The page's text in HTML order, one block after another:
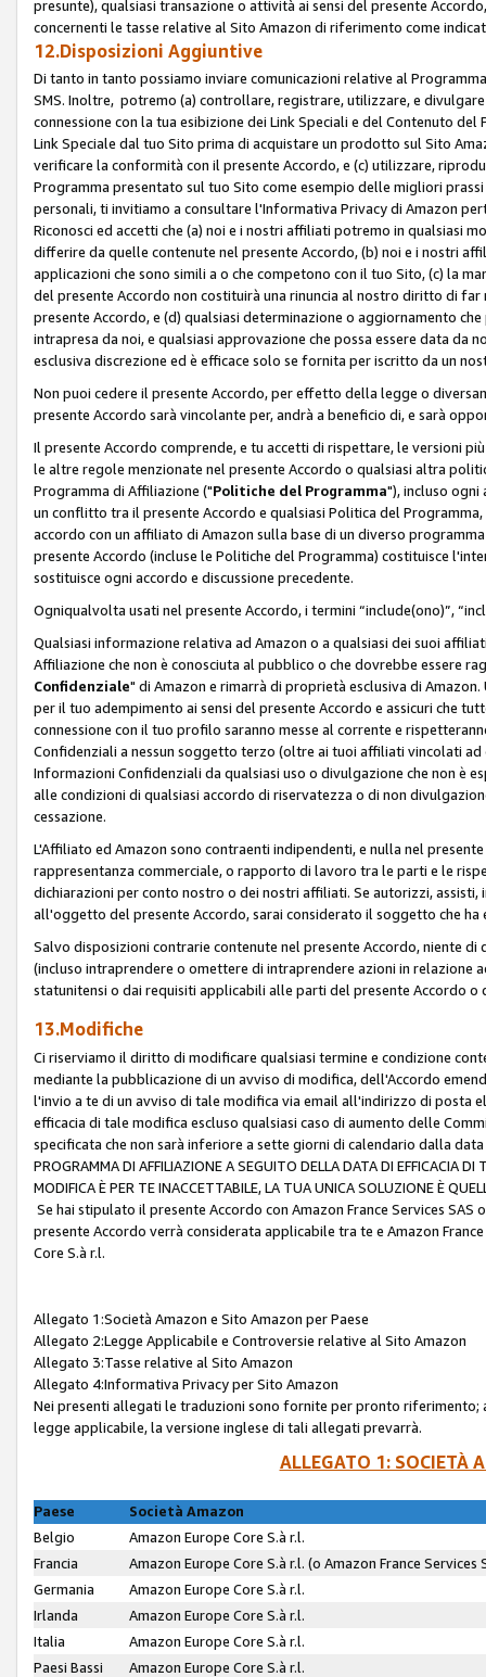
presunte), qualsiasi transazione o attività ai sensi del presente
concernenti le tasse relative al Sito Amazon di riferimento come
12.Disposizioni Aggiuntive
Di tanto in tanto possiamo inviare comunicazioni relative al
SMS. Inoltre, potremo (a) controllare, registrare, utilizzare, e
connessione con la tua esibizione dei Link Speciali e del Contenuto
Link Speciale dal tuo Sito prima di acquistare un prodotto sul Sito
verificare la conformità con il presente Accordo, e (c) utilizzare,
Programma presentato sul tuo Sito come esempio delle migliori
personali, ti invitiamo a consultare l'Informativa Privacy di Amazon
Riconosci ed accetti che (a) noi e i nostri affiliati potremo in qualsiasi
differire da quelle contenute nel presente Accordo, (b) noi e i nostri
applicazioni che sono simili a o che competono con il tuo Sito, (c) la
del presente Accordo non costituirà una rinuncia al nostro diritto di
presente Accordo, e (d) qualsiasi determinazione o aggiornamento
intrapresa da noi, e qualsiasi approvazione che possa essere data
esclusiva discrezione ed è efficace solo se fornita per iscritto da un
Non puoi cedere il presente Accordo, per effetto della legge o
presente Accordo sarà vincolante per, andrà a beneficio di, e sarà
Il presente Accordo comprende, e tu accetti di rispettare, le versioni
le altre regole menzionate nel presente Accordo o qualsiasi altra
Programma di Affiliazione ("Politiche del Programma"), incluso
un conflitto tra il presente Accordo e qualsiasi Politica del
accordo con un affiliato di Amazon sulla base di un diverso
presente Accordo (incluse le Politiche del Programma) costituisce
sostituisce ogni accordo e discussione precedente.
Ogniqualvolta usati nel presente Accordo, i termini “include(ono)”,
Qualsiasi informazione relativa ad Amazon o a qualsiasi dei suoi
Affiliazione che non è conosciuta al pubblico o che dovrebbe essere
Confidenziale" di Amazon e rimarrà di proprietà esclusiva di
per il tuo adempimento ai sensi del presente Accordo e assicuri che
connessione con il tuo profilo saranno messe al corrente e
Confidenziali a nessun soggetto terzo (oltre ai tuoi affiliati vincolati
Informazioni Confidenziali da qualsiasi uso o divulgazione che non è
alle condizioni di qualsiasi accordo di riservatezza o di non
cessazione.
L'Affiliato ed Amazon sono contraenti indipendenti, e nulla nel
rappresentanza commerciale, o rapporto di lavoro tra le parti e le
dichiarazioni per conto nostro o dei nostri affiliati. Se autorizzi,
all'oggetto del presente Accordo, sarai considerato il soggetto che
Salvo disposizioni contrarie contenute nel presente Accordo, niente
(incluso intraprendere o omettere di intraprendere azioni in relazione
statunitensi o dai requisiti applicabili alle parti del presente Accordo o
13.Modifiche
Ci riserviamo il diritto di modificare qualsiasi termine e condizione
mediante la pubblicazione di un avviso di modifica, dell'Accordo
l'invio a te di un avviso di tale modifica via email all'indirizzo di
efficacia di tale modifica escluso qualsiasi caso di aumento delle
specificata che non sarà inferiore a sette giorni di calendario dalla data
PROGRAMMA DI AFFILIAZIONE A SEGUITO DELLA DATA DI EFFICACIA
MODIFICA È PER TE INACCETTABILE, LA TUA UNICA SOLUZIONE È
Se hai stipulato il presente Accordo con Amazon France Services
presente Accordo verrà considerata applicabile tra te e Amazon
Core S.à r.l.
Allegato 1:Società Amazon e Sito Amazon per Paese
Allegato 2:Legge Applicabile e Controversie relative al Sito Amazon
Allegato 3:Tasse relative al Sito Amazon
Allegato 4:Informativa Privacy per Sito Amazon
Nei presenti allegati le traduzioni sono fornite per pronto riferimento;
legge applicabile, la versione inglese di tali allegati prevarrà.
ALLEGATO 1: SOCIETÀ
Paese
Società Amazon
Belgio
Amazon Europe Core S.à r.l.
Francia
Amazon Europe Core S.à r.l. (o Amazon France
Germania
Amazon Europe Core S.à r.l.
Irlanda
Amazon Europe Core S.à r.l.
Italia
Amazon Europe Core S.à r.l.
Paesi Bassi
Amazon Europe Core S.à r.l.